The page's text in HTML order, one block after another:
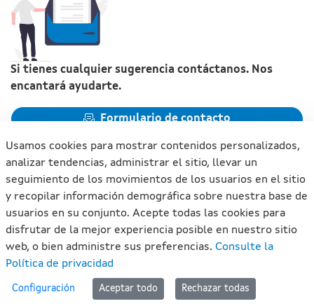
Si tienes cualquier sugerencia contáctanos. Nos
encantará ayudarte.
Formulario de contacto
Xunta de Galicia. Información mantenida y publicada en
internet por la Xunta de Galicia
Atención a la ciudadanía
Accesibilidad
Usamos cookies para mostrar contenidos personalizados,
analizar tendencias, administrar el sitio, llevar un
seguimiento de los movimientos de los usuarios en el sitio
y recopilar información demográfica sobre nuestra base de
usuarios en su conjunto. Acepte todas las cookies para
disfrutar de la mejor experiencia posible en nuestro sitio
web, o bien administre sus preferencias. Consulte la
Política de privacidad
Configuración Aceptar todo Rechazar todas